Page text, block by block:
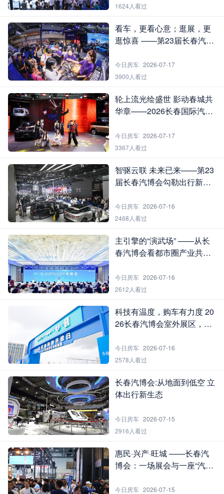
1624人看过
看车，更看心意；逛展，更
逛惊喜 ——第23届长春汽博
今日房车 2026-07-17
3900人看过
轮上流光绘盛世 影动春城共
华章——2026长春国际汽车
今日房车 2026-07-17
3367人看过
智驱云联 未来已来——第23
届长春汽博会勾勒出行新图
今日房车 2026-07-16
2468人看过
主引擎的“演武场” ——从长
春汽博会看都市圈产业共创
今日房车 2026-07-16
2612人看过
科技有温度，购车有力度 20
26长春汽博会室外展区，带
有”
今日房车 2026-07-16
2578人看过
长春汽博会:从地面到低空 立
体出行新生态
今日房车 2026-07-15
2916人看过
惠民·兴产·旺城 ——长春汽
博会：一场展会与一座“汽车
今日房车 2026-07-15